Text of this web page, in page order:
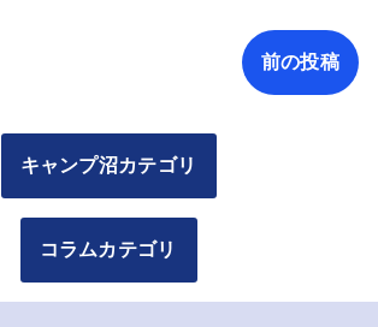
前の投稿
キャンプ沼カテゴリ
コラムカテゴリ